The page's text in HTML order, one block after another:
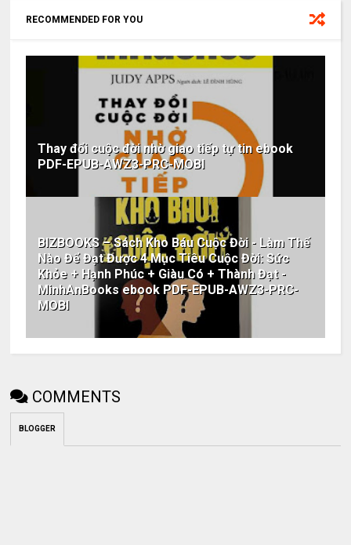
RECOMMENDED FOR YOU
Thay đổi cuộc đời nhờ giao tiếp tự tin ebook
PDF-EPUB-AWZ3-PRC-MOBI
BIZBOOKS – Sách Kho Báu Cuộc Đời - Làm Thế
Nào Để Đạt Được 4 Mục Tiêu Cuộc Đời: Sức
Khỏe + Hạnh Phúc + Giàu Có + Thành Đạt -
MinhAnBooks ebook PDF-EPUB-AWZ3-PRC-
MOBI
COMMENTS
BLOGGER